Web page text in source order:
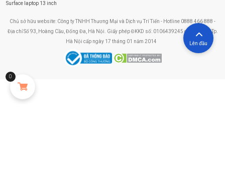
Surface laptop 13 inch
Chủ sở hữu website: Công ty TNHH Thương Mại và Dịch vụ Trí Tiến - Hotline 0888 466 888 -
Địa chỉ Số 93, Hoàng Cầu, Đống Đa, Hà Nội. Giấy phép ĐKKD số: 0106439245 do Sở KHĐT Tp.
Hà Nội cấp ngày 17 tháng 01 năm 2014
0
Lên đầu